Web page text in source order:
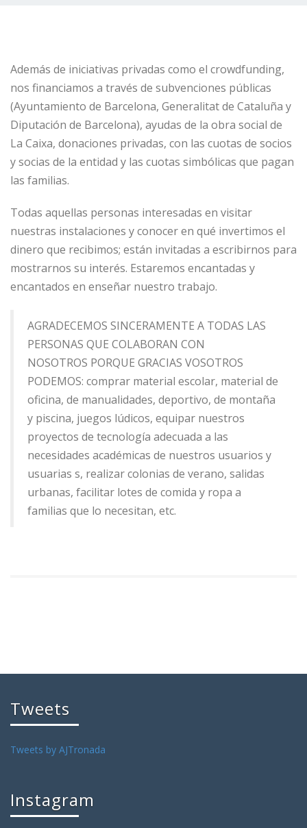
Además de iniciativas privadas como el crowdfunding,
nos financiamos a través de subvenciones públicas
(Ayuntamiento de Barcelona, Generalitat de Cataluña y
Diputación de Barcelona), ayudas de la obra social de
La Caixa, donaciones privadas, con las cuotas de socios
y socias de la entidad y las cuotas simbólicas que pagan
las familias.
Todas aquellas personas interesadas en visitar
nuestras instalaciones y conocer en qué invertimos el
dinero que recibimos; están invitadas a escribirnos para
mostrarnos su interés. Estaremos encantadas y
encantados en enseñar nuestro trabajo.
AGRADECEMOS SINCERAMENTE A TODAS LAS
PERSONAS QUE COLABORAN CON
NOSOTROS PORQUE GRACIAS VOSOTROS
PODEMOS: comprar material escolar, material de
oficina, de manualidades, deportivo, de montaña
y piscina, juegos lúdicos, equipar nuestros
proyectos de tecnología adecuada a las
necesidades académicas de nuestros usuarios y
usuarias s, realizar colonias de verano, salidas
urbanas, facilitar lotes de comida y ropa a
familias que lo necesitan, etc.
Tweets
Tweets by AJTronada
Instagram